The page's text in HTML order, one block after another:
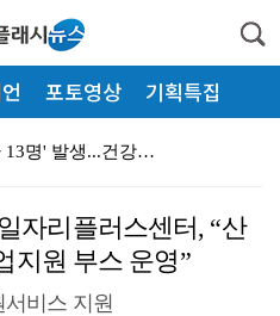
포토영상 기획특집
13명' 발생...건강…
'…통합지원단 출정
자리플러스센터, “산
지원 부스 운영”
비스 지원